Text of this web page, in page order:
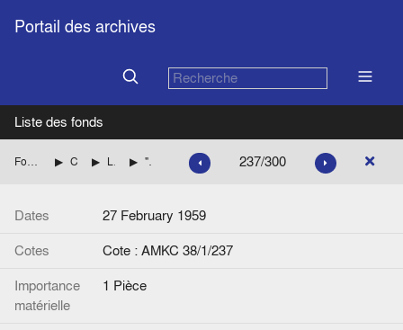
Portail des archives
Liste des fonds
Fonds Jean Monnet : Comité d'action, correspondance Liste des personnalités et Correspondance avec Henri RIEBEN jusqu'en 1960 inclus. "L' assemblée de la Chambre vaudoise 'agriculture". Article. (Gazette de Lausanne). 237/300
Dates
27 February 1959
Cotes
Cote : AMKC 38/1/237
Importance
matérielle
1 Pièce